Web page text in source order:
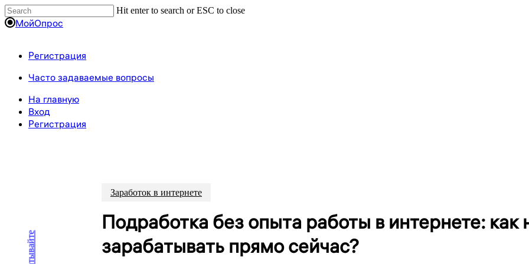
Пропустить
Hit enter to search or ESC to close
CloseМойОпрос
Регистрация
Menu
Часто задаваемые вопросы
На главную
Вход
Регистрация
Заработок в интернете
Подработка без опыта работы в интернете: как
зарабатывать прямо сейчас?